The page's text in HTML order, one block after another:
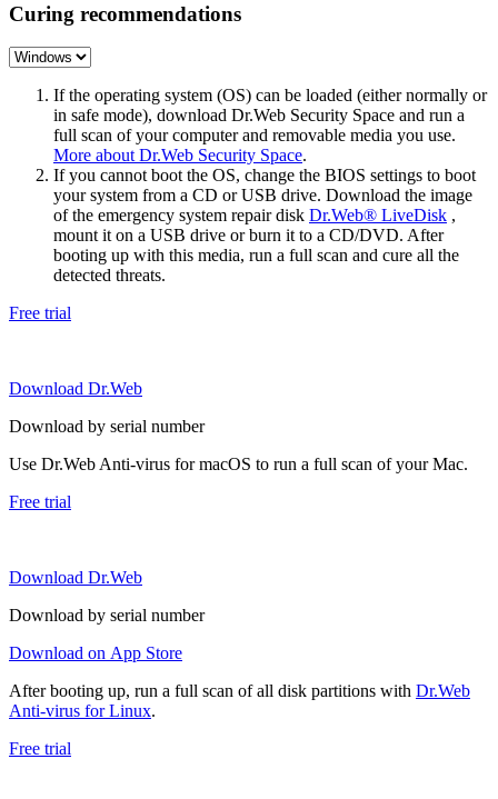
Curing recommendations
If the operating system (OS) can be loaded (either normally or
in safe mode), download Dr.Web Security Space and run a
full scan of your computer and removable media you use.
More about Dr.Web Security Space.
If you cannot boot the OS, change the BIOS settings to boot
your system from a CD or USB drive. Download the image
of the emergency system repair disk Dr.Web® LiveDisk ,
mount it on a USB drive or burn it to a CD/DVD. After
booting up with this media, run a full scan and cure all the
detected threats.
Free trial
Download Dr.Web
Download by serial number
Use Dr.Web Anti-virus for macOS to run a full scan of your Mac.
Free trial
Download Dr.Web
Download by serial number
Download on App Store
After booting up, run a full scan of all disk partitions with Dr.Web
Anti-virus for Linux.
Free trial